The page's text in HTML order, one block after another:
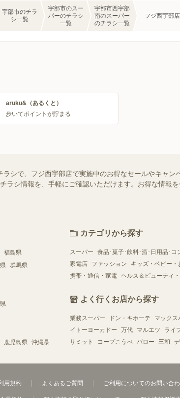
宇部市のチラ
シ一覧
宇部市のスー
パーのチラシ
一覧
宇部市西宇部
南のスーパー
のチラシ一覧
フジ西宇部店
aruku&（あるくと）
歩いてポイントが貯まる
シで、フジ西宇部店で実施中のお得なセールやキャン
シ情報を、手軽にご確認いただけます。お得な情報を
福島県
群馬県
鹿児島県 沖縄県
カテゴリから探す
スーパー 食品･菓子･飲料･酒･日用品･コ
家電店
ファッション キッズ・ベビー・
携帯・通信・家電 ヘルス＆ビューティ
よく行くお店から探す
業務スーパー ドン・キホーテ マックス
イトーヨーカドー
万代 マルエツ ライ
サミット
コープこうべ バロー 三和
用規約 よくあるご質問 ご利用についてのお問い合